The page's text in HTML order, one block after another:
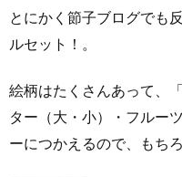
とにかく節子ブログでも
ルセット！。
絵柄はたくさんあって、
ター（大・小）・フルー
ーにつかえるので、もち